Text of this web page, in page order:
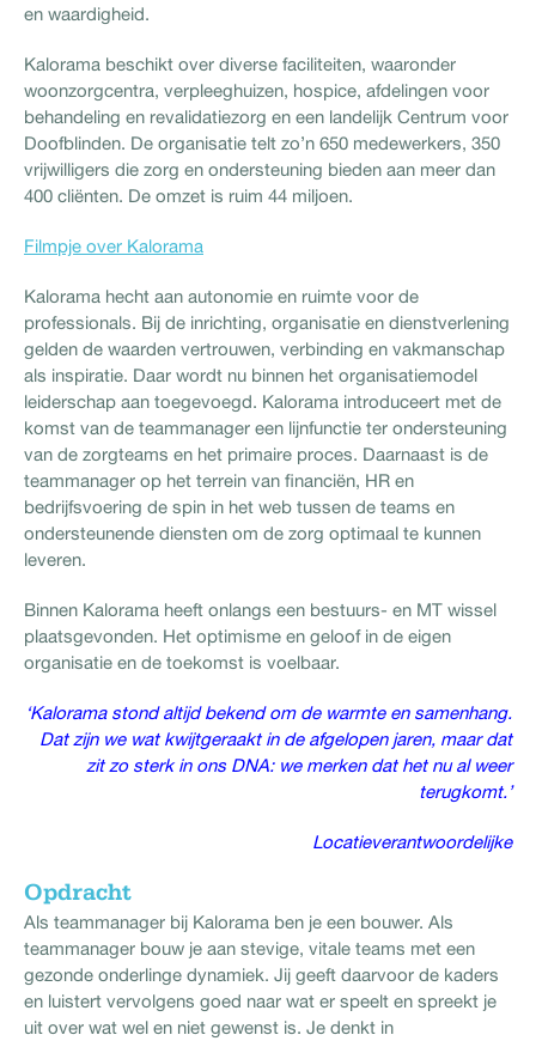
en waardigheid.
Kalorama beschikt over diverse faciliteiten, waaronder
woonzorgcentra, verpleeghuizen, hospice, afdelingen voor
behandeling en revalidatiezorg en een landelijk Centrum voor
Doofblinden. De organisatie telt zo’n 650 medewerkers, 350
vrijwilligers die zorg en ondersteuning bieden aan meer dan
400 cliënten. De omzet is ruim 44 miljoen.
Filmpje over Kalorama
Kalorama hecht aan autonomie en ruimte voor de
professionals. Bij de inrichting, organisatie en dienstverlening
gelden de waarden vertrouwen, verbinding en vakmanschap
als inspiratie. Daar wordt nu binnen het organisatiemodel
leiderschap aan toegevoegd. Kalorama introduceert met de
komst van de teammanager een lijnfunctie ter ondersteuning
van de zorgteams en het primaire proces. Daarnaast is de
teammanager op het terrein van financiën, HR en
bedrijfsvoering de spin in het web tussen de teams en
ondersteunende diensten om de zorg optimaal te kunnen
leveren.
Binnen Kalorama heeft onlangs een bestuurs- en MT wissel
plaatsgevonden. Het optimisme en geloof in de eigen
organisatie en de toekomst is voelbaar.
‘Kalorama stond altijd bekend om de warmte en samenhang.
Dat zijn we wat kwijtgeraakt in de afgelopen jaren, maar dat
zit zo sterk in ons DNA: we merken dat het nu al weer
terugkomt.’
Locatieverantwoordelijke
Opdracht
Als teammanager bij Kalorama ben je een bouwer. Als
teammanager bouw je aan stevige, vitale teams met een
gezonde onderlinge dynamiek. Jij geeft daarvoor de kaders
en luistert vervolgens goed naar wat er speelt en spreekt je
uit over wat wel en niet gewenst is. Je denkt in